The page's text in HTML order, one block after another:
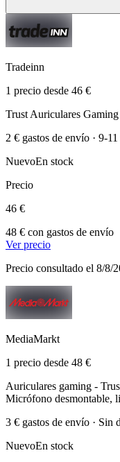
Tradeinn
1 precio desde 46 €
Trust Auriculares
2 € gastos de envío · 9-
NuevoEn stock
Precio
46 €
48 € con gastos de envío
Ver precio
Precio consultado el 8/8/
MediaMarkt
1 precio desde 48 €
Auriculares gaming -
Micrófono desmontable,
3 € gastos de envío · Sin
NuevoEn stock